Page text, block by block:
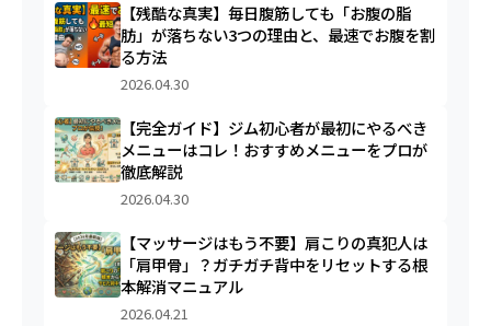
【残酷な真実】毎日腹筋しても「お腹の脂
肪」が落ちない3つの理由と、最速でお腹を割
る方法
2026.04.30
【完全ガイド】ジム初心者が最初にやるべき
メニューはコレ！おすすめメニューをプロが
徹底解説
2026.04.30
【マッサージはもう不要】肩こりの真犯人は
「肩甲骨」？ガチガチ背中をリセットする根
本解消マニュアル
2026.04.21